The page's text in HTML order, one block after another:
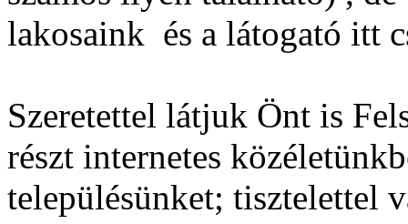
lakosaink és a látogató itt
Szeretettel látjuk Önt is
részt internetes
településünket; tisztelettel